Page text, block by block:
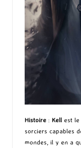
Histoire : Kell est le
sorciers capables
mondes, il y en a